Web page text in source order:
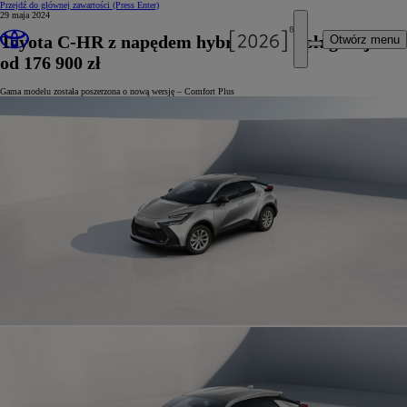
Przejdź do głównej zawartości (Press Enter)
Otwórz menu
29 maja 2024
Toyota C-HR z napędem hybrydowym plug-in już
od 176 900 zł
Gama modelu została poszerzona o nową wersję – Comfort Plus